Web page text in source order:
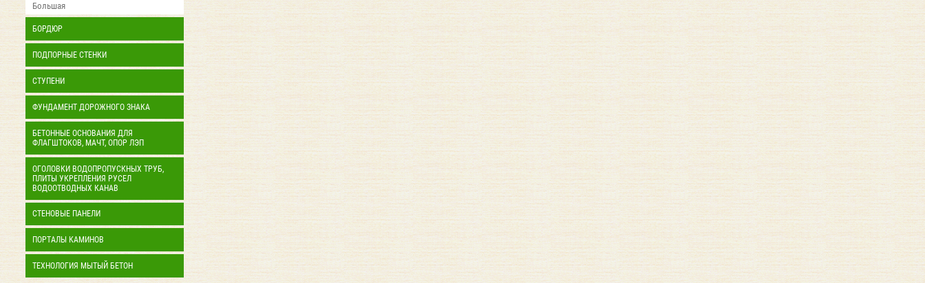
Большая
БОРДЮР
ПОДПОРНЫЕ СТЕНКИ
СТУПЕНИ
ФУНДАМЕНТ ДОРОЖНОГО ЗНАКА
БЕТОННЫЕ ОСНОВАНИЯ ДЛЯ
ФЛАГШТОКОВ, МАЧТ, ОПОР ЛЭП
ОГОЛОВКИ ВОДОПРОПУСКНЫХ ТРУБ,
ПЛИТЫ УКРЕПЛЕНИЯ РУСЕЛ
ВОДООТВОДНЫХ КАНАВ
СТЕНОВЫЕ ПАНЕЛИ
ПОРТАЛЫ КАМИНОВ
ТЕХНОЛОГИЯ МЫТЫЙ БЕТОН